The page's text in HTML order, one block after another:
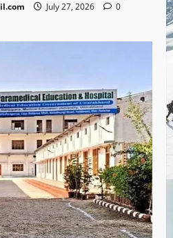
July 27, 2026
0